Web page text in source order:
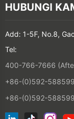
HUBUNGI
Add: 1-5F, No.8,
Tel:
400-766-7666
+86-(0)592-
+86-(0)592-